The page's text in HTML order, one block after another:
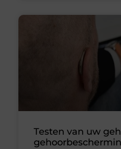
Testen van uw